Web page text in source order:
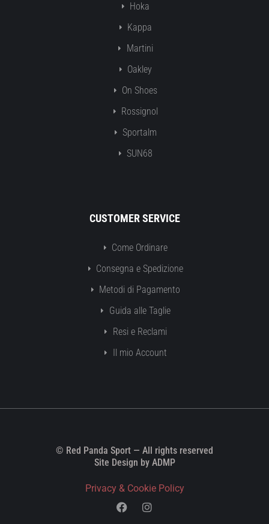
Hoka
Kappa
Martini
Oakley
On Shoes
Rossignol
Sportalm
SUN68
CUSTOMER SERVICE
Come Ordinare
Consegna e Spedizione
Metodi di Pagamento
Guida alle Taglie
Resi e Reclami
Il mio Account
© Red Panda Sport — All rights reserved
Site Design by ADMP
Privacy & Cookie Policy